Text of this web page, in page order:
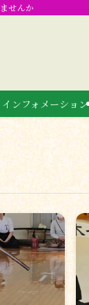
せんか
インフォメーション